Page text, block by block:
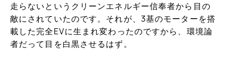
走らないというクリーンエネルギー信奉者から目の
敵にされていたのです。それが、3基のモーターを搭
載した完全EVに生まれ変わったのですから、環境論
者だって目を白黒させるはず。